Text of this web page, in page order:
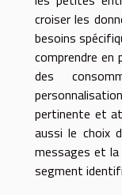
croiser les
besoins
comprendre
des
pertinente et
aussi le choix
messages et
segment